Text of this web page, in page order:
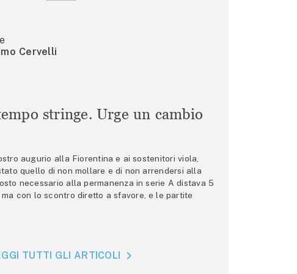
Cervelli
stringe. Urge un cambio
augurio alla Fiorentina e ai sostenitori viola,
quello di non mollare e di non arrendersi alla
necessario alla permanenza in serie A distava 5
con lo scontro diretto a sfavore, e le partite
TUTTI GLI ARTICOLI